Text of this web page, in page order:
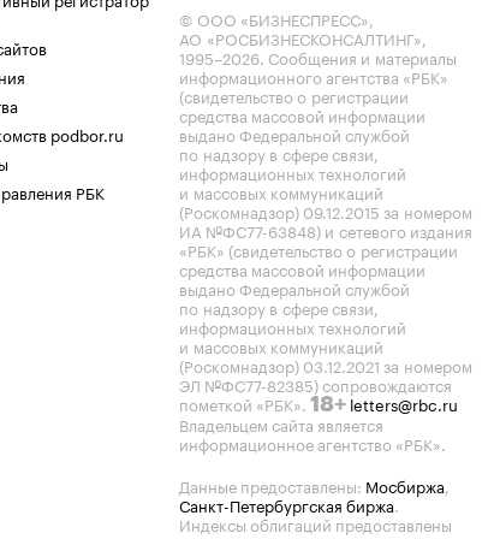
podbor.ru
РБК
© ООО «БИЗНЕСПРЕСС»,
АО «РОСБИЗНЕСКОНСАЛТИНГ»,
1995–2026. Сообщения и материалы
информационного агентства «РБК»
(свидетельство о регистрации
средства массовой информации
выдано Федеральной службой
по надзору в сфере связи,
информационных технологий
и массовых коммуникаций
(Роскомнадзор) 09.12.2015 за номером
ИА №ФС77-63848) и сетевого издания
«РБК» (свидетельство о регистрации
средства массовой информации
выдано Федеральной службой
по надзору в сфере связи,
информационных технологий
и массовых коммуникаций
(Роскомнадзор) 03.12.2021 за номером
ЭЛ №ФС77-82385) сопровождаются
пометкой «РБК». 18+ letters@rbc.ru
Владельцем сайта является
информационное агентство «РБК».
Данные предоставлены: Мосбиржа,
Санкт-Петербургская биржа.
Индексы облигаций предоставлены